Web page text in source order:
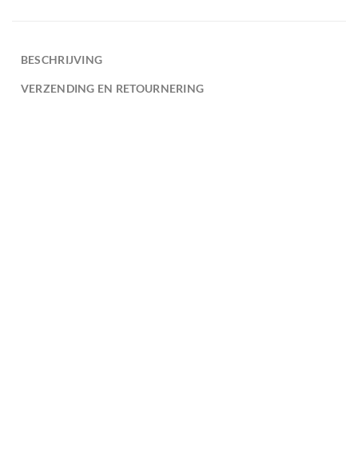
BESCHRIJVING
VERZENDING EN RETOURNERING